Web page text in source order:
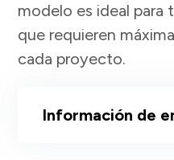
modelo es ideal para
que requieren
cada proyecto.
Información de